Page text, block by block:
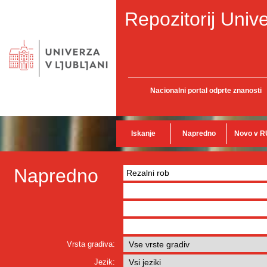
Repozitorij
Nacionalni portal odprte znanosti
Iskanje Napredno Novo v
Napredno
Vrsta gradiva:
Jezik: